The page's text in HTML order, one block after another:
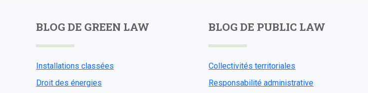
BLOG DE GREEN LAW
Installations classées
Droit des énergies
BLOG DE PUBLIC LAW
Collectivités territoriales
Responsabilité administrative